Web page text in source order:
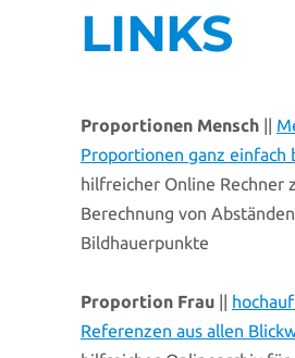
LINKS
Proportionen Mensch ||
Proportionen ganz einfach
hilfreicher Online Rechner
Berechnung von
Bildhauerpunkte
Proportion Frau ||
Referenzen aus allen